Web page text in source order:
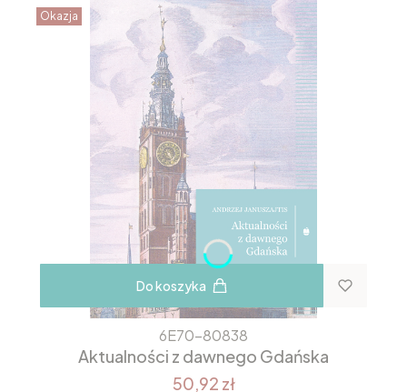
Okazja
Do koszyka
6E70-80838
Aktualności z dawnego Gdańska
50,92 zł